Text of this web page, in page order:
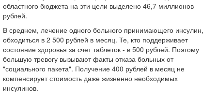
областного бюджета на эти цели выделено 46,7 миллионов
рублей.
В среднем, лечение одного больного принимающего инсулин,
обходиться в 2 500 рублей в месяц. Те, кто поддерживает
состояние здоровья за счет таблеток - в 500 рублей. Поэтому
большую тревогу вызывают факты отказа больных от
"социального пакета". Получение 400 рублей в месяц не
компенсирует стоимость даже жизненно необходимых
инсулинов.